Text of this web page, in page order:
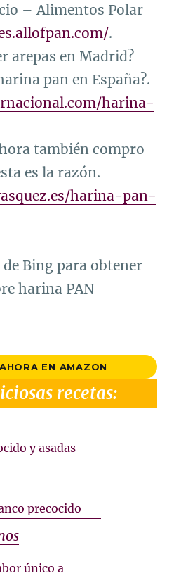
– Alimentos Polar
.
arepas en Madrid?
pan en España?.
harina-
también compro
es la razón.
harina-pan-
Bing para obtener
harina PAN
EN AMAZON
recetas: